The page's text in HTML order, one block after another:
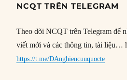
NCQT TRÊN TELEGRAM
Theo dõi NCQT trên Telegram để
viết mới và các thông tin, tài liệu…
https://t.me/DAnghiencuuquocte